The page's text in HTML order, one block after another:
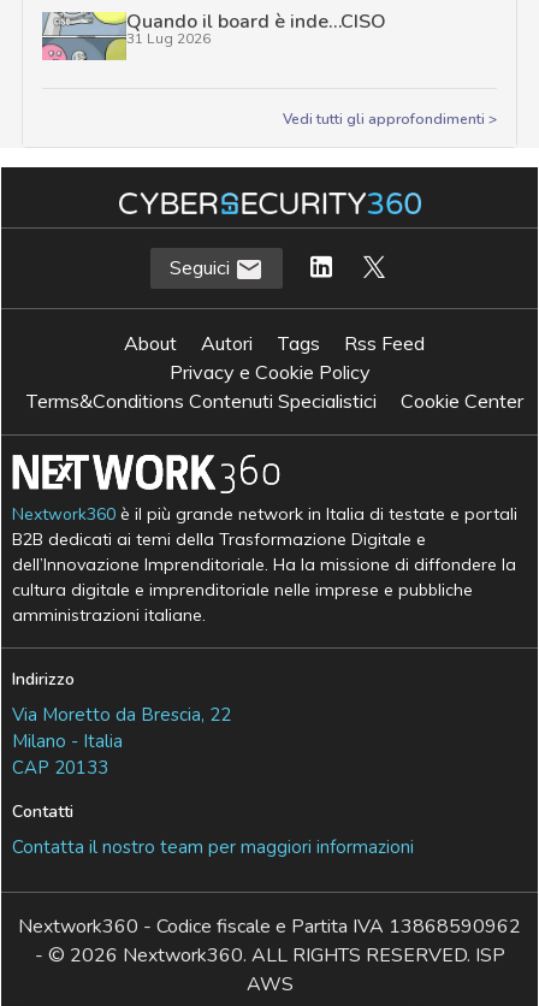
Quando il board è inde…CISO
31 Lug 2026
Vedi tutti gli approfondimenti >
Seguici
About Autori Tags
Rss Feed
Privacy e Cookie Policy
Terms&Conditions Contenuti Specialistici
Cookie Center
Nextwork360 è il più grande network in Italia di testate e portali
B2B dedicati ai temi della Trasformazione Digitale e
dell’Innovazione Imprenditoriale. Ha la missione di diffondere la
cultura digitale e imprenditoriale nelle imprese e pubbliche
amministrazioni italiane.
Indirizzo
Via Moretto da Brescia, 22
Milano - Italia
CAP 20133
Contatti
Contatta il nostro team per maggiori informazioni
Nextwork360 - Codice fiscale e Partita IVA 13868590962
- © 2026 Nextwork360. ALL RIGHTS RESERVED. ISP
AWS